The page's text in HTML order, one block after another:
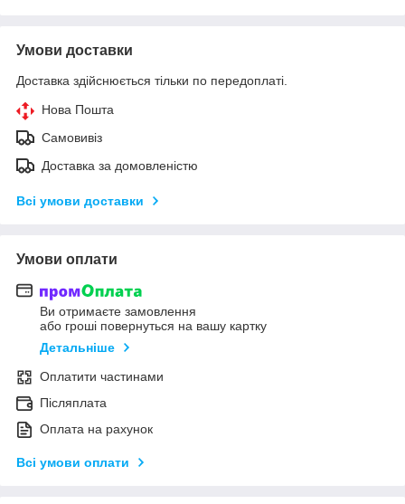
Умови доставки
Доставка здійснюється тільки по передоплаті.
Нова Пошта
Самовивіз
Доставка за домовленістю
Всі умови доставки
Умови оплати
Ви отримаєте замовлення
або гроші повернуться на вашу картку
Детальніше
Оплатити частинами
Післяплата
Оплата на рахунок
Всі умови оплати